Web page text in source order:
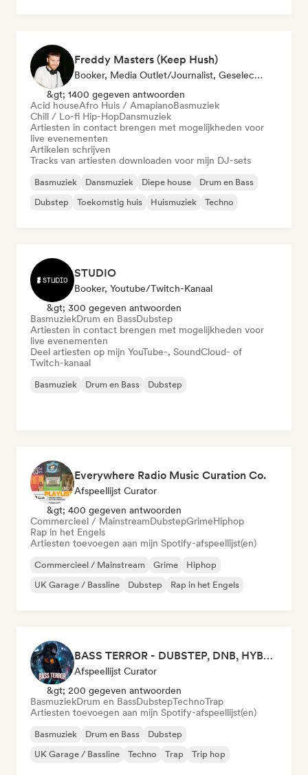
Freddy Masters (Keep Hush)
Booker, Media Outlet/Journalist, Geselecteerde DJ
&gt; 1400 gegeven antwoorden
Acid houseAfro Huis / AmapianoBasmuziek
Chill / Lo-fi Hip-HopDansmuziek
Artiesten in contact brengen met mogelijkheden voor
live evenementen
Artikelen schrijven
Tracks van artiesten downloaden voor mijn DJ-sets
Basmuziek Dansmuziek Diepe house
Drum en Bass
Dubstep
Toekomstig huis Huismuziek Techno
STUDIO
Booker, Youtube/Twitch-Kanaal
&gt; 300 gegeven antwoorden
BasmuziekDrum en BassDubstep
Artiesten in contact brengen met mogelijkheden voor
live evenementen
Deel artiesten op mijn YouTube-, SoundCloud- of
Twitch-kanaal
Basmuziek Drum en Bass Dubstep
Everywhere Radio Music Curation Co.
Afspeellijst Curator
&gt; 400 gegeven antwoorden
Commercieel / MainstreamDubstepGrimeHiphop
Rap in het Engels
Artiesten toevoegen aan mijn Spotify-afspeellijst(en)
Commercieel / Mainstream Grime
Hiphop
UK Garage / Bassline
Dubstep Rap in het Engels
BASS TERROR - DUBSTEP, DNB, HYBRID TRAP, ROCKTRONIC FOR WORKOUT AND GAMING
Afspeellijst Curator
&gt; 200 gegeven antwoorden
BasmuziekDrum en BassDubstepTechnoTrap
Artiesten toevoegen aan mijn Spotify-afspeellijst(en)
Basmuziek Drum en Bass
Dubstep
UK Garage / Bassline
Techno Trap Trip hop